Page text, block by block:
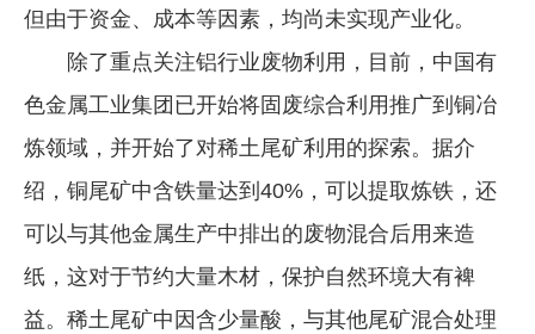
但由于资金、成本等因素，均尚未实现产业化。
除了重点关注铝行业废物利用，目前，中国有
色金属工业集团已开始将固废综合利用推广到铜冶
炼领域，并开始了对稀土尾矿利用的探索。据介
绍，铜尾矿中含铁量达到40%，可以提取炼铁，还
可以与其他金属生产中排出的废物混合后用来造
纸，这对于节约大量木材，保护自然环境大有裨
益。稀土尾矿中因含少量酸，与其他尾矿混合处理